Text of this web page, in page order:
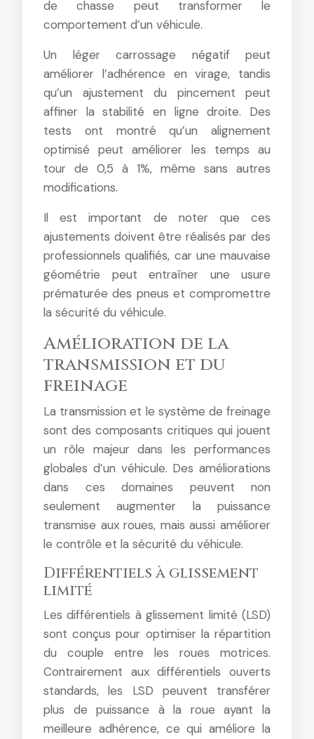
de chasse peut transformer le
comportement d’un véhicule.
Un léger carrossage négatif peut
améliorer l’adhérence en virage, tandis
qu’un ajustement du pincement peut
affiner la stabilité en ligne droite. Des
tests ont montré qu’un alignement
optimisé peut améliorer les temps au
tour de 0,5 à 1%, même sans autres
modifications.
Il est important de noter que ces
ajustements doivent être réalisés par des
professionnels qualifiés, car une mauvaise
géométrie peut entraîner une usure
prématurée des pneus et compromettre
la sécurité du véhicule.
Amélioration de la
transmission et du
freinage
La transmission et le système de freinage
sont des composants critiques qui jouent
un rôle majeur dans les performances
globales d’un véhicule. Des améliorations
dans ces domaines peuvent non
seulement augmenter la puissance
transmise aux roues, mais aussi améliorer
le contrôle et la sécurité du véhicule.
Différentiels à glissement
limité
Les différentiels à glissement limité (LSD)
sont conçus pour optimiser la répartition
du couple entre les roues motrices.
Contrairement aux différentiels ouverts
standards, les LSD peuvent transférer
plus de puissance à la roue ayant la
meilleure adhérence, ce qui améliore la